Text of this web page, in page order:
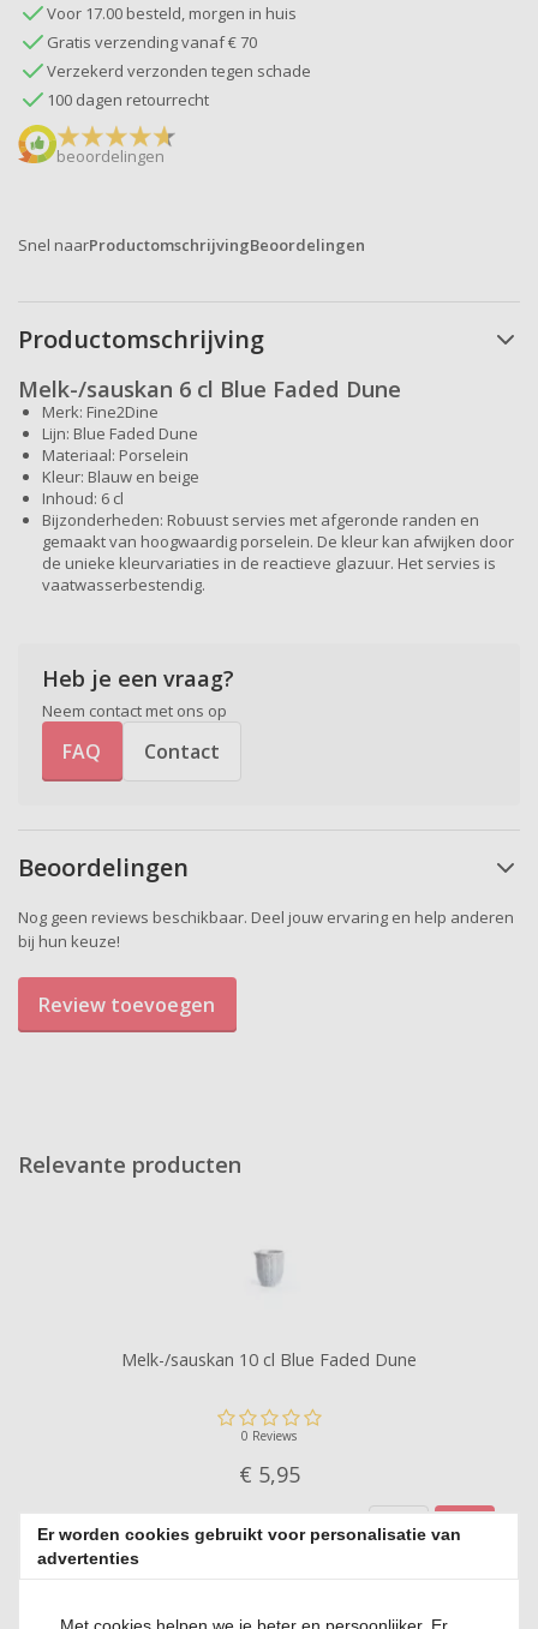
Voor 17.00 besteld, morgen in huis
Gratis verzending vanaf € 70
Verzekerd verzonden tegen schade
100 dagen retourrecht
beoordelingen
Heb je een vraag?
Neem contact met ons op
FAQ Contact
Snel naarProductomschrijvingBeoordelingen
Productomschrijving
Melk-/sauskan 6 cl Blue Faded Dune
Merk: Fine2Dine
Lijn: Blue Faded Dune
Materiaal: Porselein
Kleur: Blauw en beige
Inhoud: 6 cl
Bijzonderheden: Robuust servies met afgeronde randen en
gemaakt van hoogwaardig porselein. De kleur kan afwijken door
de unieke kleurvariaties in de reactieve glazuur. Het servies is
vaatwasserbestendig.
Beoordelingen
Nog geen reviews beschikbaar. Deel jouw ervaring en help anderen
bij hun keuze!
Review toevoegen
Relevante producten
Melk-/sauskan 10 cl Blue Faded Dune
0 Reviews
€ 5,95
Er worden cookies gebruikt voor personalisatie van
advertenties
Met cookies helpen we je beter en persoonlijker. Er